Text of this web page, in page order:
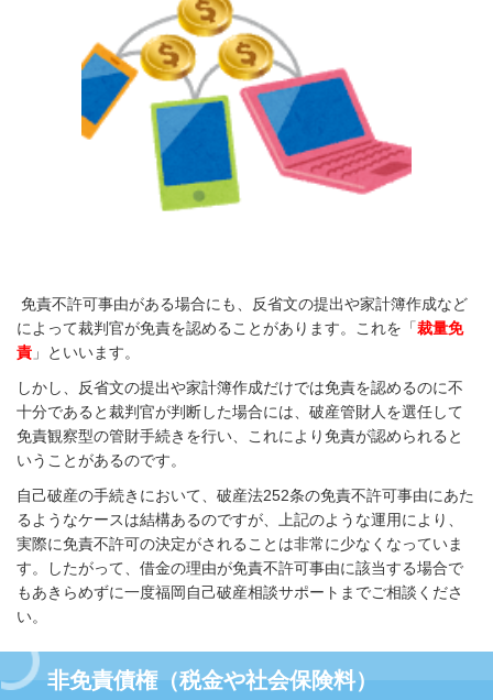
免責不許可事由がある場合にも、反省文の提出や家計簿作成など
によって裁判官が免責を認めることがあります。これを「裁量免
責 」といいます。
しかし、反省文の提出や家計簿作成だけでは免責を認めるのに不
十分であると裁判官が判断した場合には、破産管財人を選任して
免責観察型の管財手続きを行い、これにより免責が認められると
いうことがあるのです。
自己破産の手続きにおいて、破産法252条の免責不許可事由にあた
るようなケースは結構あるのですが、上記のような運用により、
実際に免責不許可の決定がされることは非常に少なくなっていま
す。したがって、借金の理由が免責不許可事由に該当する場合で
もあきらめずに一度福岡自己破産相談サポートまでご相談くださ
い。
非免責債権（税金や社会保険料）